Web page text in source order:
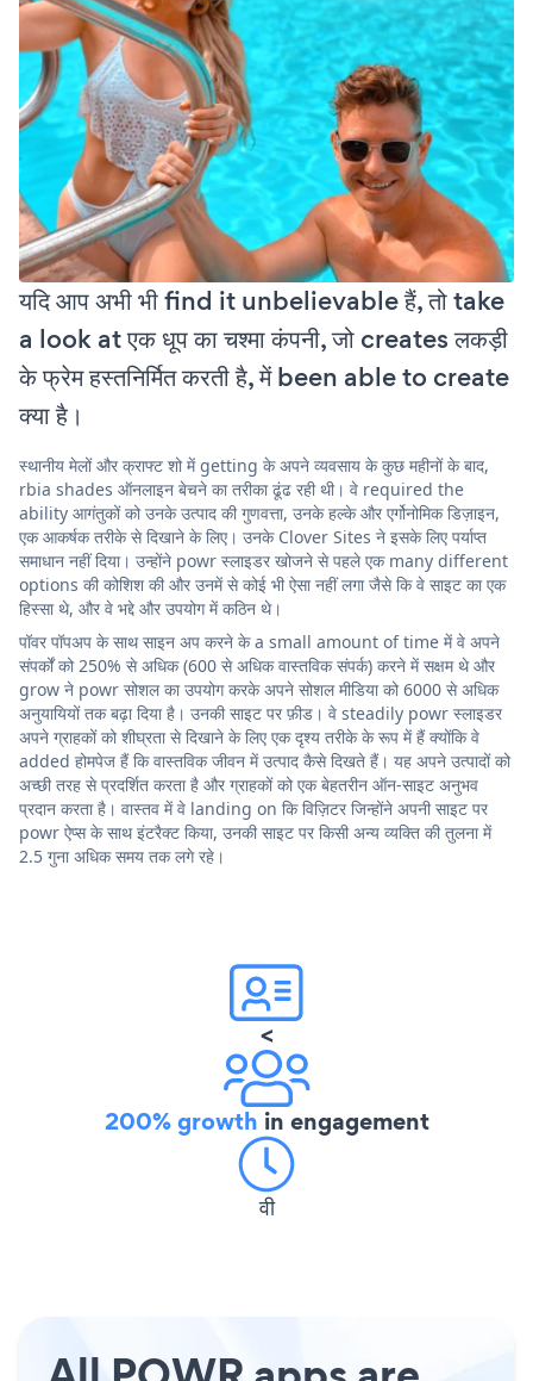
यदि आप अभी भी find it unbelievable हैं, तो take
a look at एक धूप का चश्मा कंपनी, जो creates लकड़ी
के फ्रेम हस्तनिर्मित करती है, में been able to create
क्या है।
स्थानीय मेलों और क्राफ्ट शो में getting के अपने व्यवसाय के कुछ महीनों के बाद,
rbia shades ऑनलाइन बेचने का तरीका ढूंढ रही थी। वे required the
ability आगंतुकों को उनके उत्पाद की गुणवत्ता, उनके हल्के और एर्गोनोमिक डिज़ाइन,
एक आकर्षक तरीके से दिखाने के लिए। उनके Clover Sites ने इसके लिए पर्याप्त
समाधान नहीं दिया। उन्होंने powr स्लाइडर खोजने से पहले एक many different
options की कोशिश की और उनमें से कोई भी ऐसा नहीं लगा जैसे कि वे साइट का एक
हिस्सा थे, और वे भद्दे और उपयोग में कठिन थे।
पॉवर पॉपअप के साथ साइन अप करने के a small amount of time में वे अपने
संपर्कों को 250% से अधिक (600 से अधिक वास्तविक संपर्क) करने में सक्षम थे और
grow ने powr सोशल का उपयोग करके अपने सोशल मीडिया को 6000 से अधिक
अनुयायियों तक बढ़ा दिया है। उनकी साइट पर फ़ीड। वे steadily powr स्लाइडर
अपने ग्राहकों को शीघ्रता से दिखाने के लिए एक दृश्य तरीके के रूप में हैं क्योंकि वे
added होमपेज हैं कि वास्तविक जीवन में उत्पाद कैसे दिखते हैं। यह अपने उत्पादों को
अच्छी तरह से प्रदर्शित करता है और ग्राहकों को एक बेहतरीन ऑन-साइट अनुभव
प्रदान करता है। वास्तव में वे landing on कि विज़िटर जिन्होंने अपनी साइट पर
powr ऐप्स के साथ इंटरैक्ट किया, उनकी साइट पर किसी अन्य व्यक्ति की तुलना में
2.5 गुना अधिक समय तक लगे रहे।
<
200% growth in engagement
वी